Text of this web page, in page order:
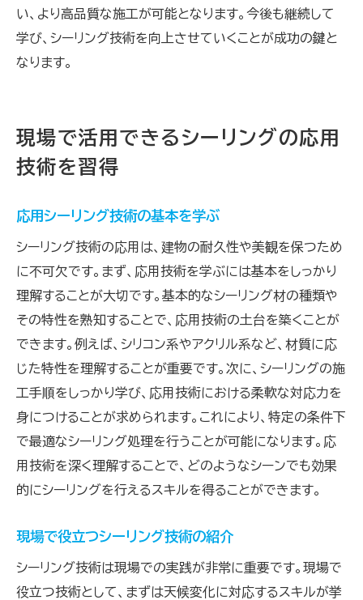
い、より高品質な施工が可能となります。今後も継続して
学び、シーリング技術を向上させていくことが成功の鍵と
なります。
現場で活用できるシーリングの応用
技術を習得
応用シーリング技術の基本を学ぶ
シーリング技術の応用は、建物の耐久性や美観を保つため
に不可欠です。まず、応用技術を学ぶには基本をしっかり
理解することが大切です。基本的なシーリング材の種類や
その特性を熟知することで、応用技術の土台を築くことが
できます。例えば、シリコン系やアクリル系など、材質に応
じた特性を理解することが重要です。次に、シーリングの施
工手順をしっかり学び、応用技術における柔軟な対応力を
身につけることが求められます。これにより、特定の条件下
で最適なシーリング処理を行うことが可能になります。応
用技術を深く理解することで、どのようなシーンでも効果
的にシーリングを行えるスキルを得ることができます。
現場で役立つシーリング技術の紹介
シーリング技術は現場での実践が非常に重要です。現場で
役立つ技術として、まずは天候変化に対応するスキルが挙